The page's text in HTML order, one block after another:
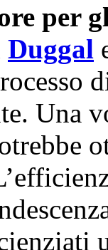
per
Duggal
Una